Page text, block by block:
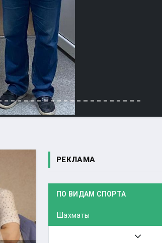
РЕКЛАМА
ПО ВИДАМ СПОРТА
Шахматы